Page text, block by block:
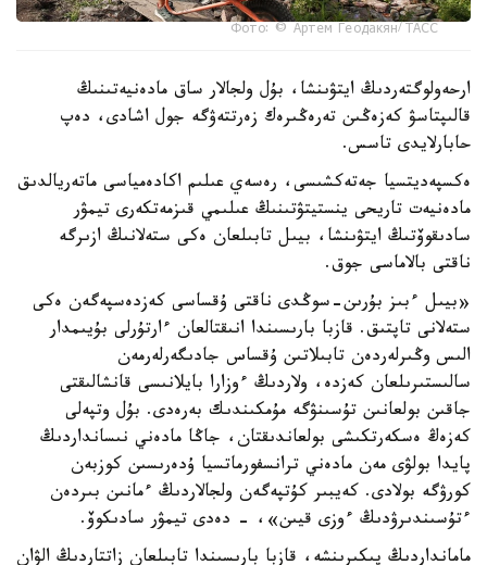
Фото: © Артем Геодакян/ ТАСС
ارحەولوگتەردىڭ ايتۋىنشا، بۇل ولجالار ساق مادەنيەتىنىڭ
قالىپتاسۋ كەزەڭىن تەرەڭىرەك زەرتتەۋگە جول اشادى، دەپ
حابارلايدى تاسس.
ەكسپەديتسيا جەتەكشىسى، رەسەي عىلىم اكادەمياسى ماتەريالدىق
مادەنيەت تاريحى ينستيتۋتىنىڭ عىلىمي قىزمەتكەرى تيمۋر
سادىقوۆتىڭ ايتۋىنشا، بيىل تابىلعان ەكى ستەلانىڭ ازىرگە
ناقتى بالاماسى جوق.
«بيىل ءبىز بۇرىن-سوڭدى ناقتى ۇقساسى كەزدەسپەگەن ەكى
ستەلانى تاپتىق. قازبا بارىسىندا انىقتالعان ءارتۇرلى بۇيىمدار
الىس وڭىرلەردەن تابىلاتىن ۇقساس جادىگەرلەرمەن
سالىستىرىلعان كەزدە، ولاردىڭ ءوزارا بايلانىسى قانشالىقتى
جاقىن بولعانىن تۇسىنۋگە مۇمكىندىك بەرەدى. بۇل وتپەلى
كەزەڭ ەسكەرتكىشى بولعاندىقتان، جاڭا مادەني نىسانداردىڭ
پايدا بولۋى مەن مادەني ترانسفورماتسيا ۇدەرىسىن كوزبەن
كورۋگە بولادى. كەيبىر كۇتپەگەن ولجالاردىڭ ءمانىن بىردەن
ءتۇسىندىرۋدىڭ ءوزى قيىن»، - دەدى تيمۋر سادىكوۆ.
مامانداردىڭ پىكىرىنشە، قازبا بارىسىندا تابىلعان زاتتاردىڭ الۋان